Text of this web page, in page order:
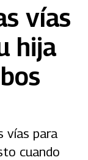
vías
hija
vías para
cuando